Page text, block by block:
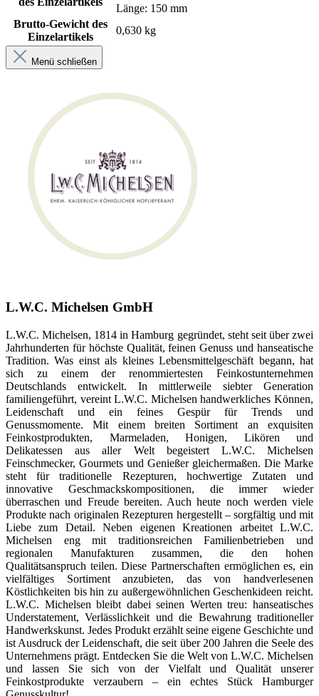
Länge: 150 mm
Brutto-Gewicht des
Einzelartikels
0,630 kg
Menü schließen
L.W.C. Michelsen GmbH
L.W.C. Michelsen, 1814 in Hamburg gegründet, steht seit über zwei
Jahrhunderten für höchste Qualität, feinen Genuss und hanseatische
Tradition. Was einst als kleines Lebensmittelgeschäft begann, hat
sich zu einem der renommiertesten Feinkostunternehmen
Deutschlands entwickelt. In mittlerweile siebter Generation
familiengeführt, vereint L.W.C. Michelsen handwerkliches Können,
Leidenschaft und ein feines Gespür für Trends und
Genussmomente. Mit einem breiten Sortiment an exquisiten
Feinkostprodukten, Marmeladen, Honigen, Likören und
Delikatessen aus aller Welt begeistert L.W.C. Michelsen
Feinschmecker, Gourmets und Genießer gleichermaßen. Die Marke
steht für traditionelle Rezepturen, hochwertige Zutaten und
innovative Geschmackskompositionen, die immer wieder
überraschen und Freude bereiten. Auch heute noch werden viele
Produkte nach originalen Rezepturen hergestellt – sorgfältig und mit
Liebe zum Detail. Neben eigenen Kreationen arbeitet L.W.C.
Michelsen eng mit traditionsreichen Familienbetrieben und
regionalen Manufakturen zusammen, die den hohen
Qualitätsanspruch teilen. Diese Partnerschaften ermöglichen es, ein
vielfältiges Sortiment anzubieten, das von handverlesenen
Köstlichkeiten bis hin zu außergewöhnlichen Geschenkideen reicht.
L.W.C. Michelsen bleibt dabei seinen Werten treu: hanseatisches
Understatement, Verlässlichkeit und die Bewahrung traditioneller
Handwerkskunst. Jedes Produkt erzählt seine eigene Geschichte und
ist Ausdruck der Leidenschaft, die seit über 200 Jahren die Seele des
Unternehmens prägt. Entdecken Sie die Welt von L.W.C. Michelsen
und lassen Sie sich von der Vielfalt und Qualität unserer
Feinkostprodukte verzaubern – ein echtes Stück Hamburger